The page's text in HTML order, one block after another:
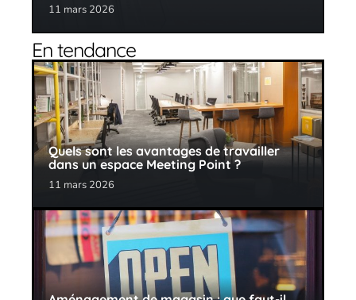
11 mars 2026
En tendance
Quels sont les avantages de travailler
dans un espace Meeting Point ?
11 mars 2026